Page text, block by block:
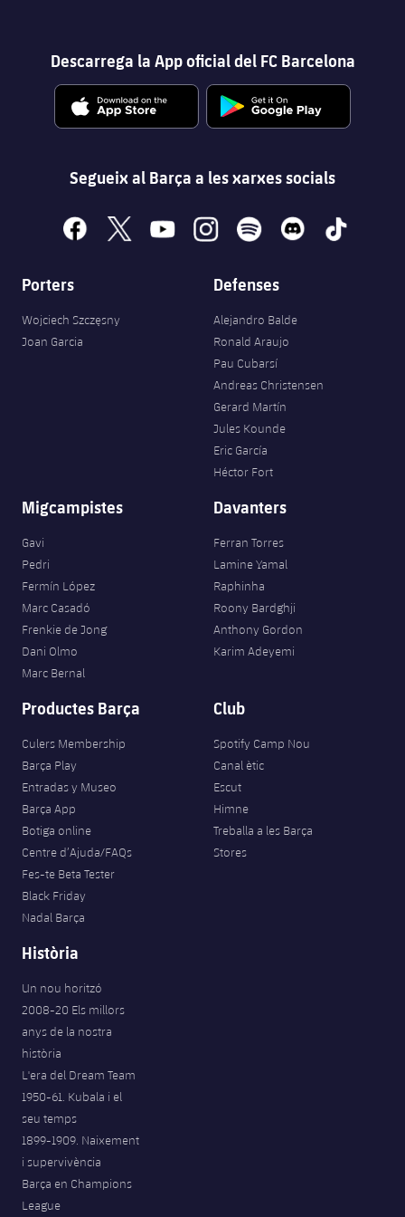
Descarrega la App oficial del FC Barcelona
Segueix al Barça a les xarxes socials
facebook
x youtubeinstagramspotify discord tiktok
Porters
Wojciech Szczęsny
Joan Garcia
Defenses
Alejandro Balde
Ronald Araujo
Pau Cubarsí
Andreas Christensen
Gerard Martín
Jules Kounde
Eric García
Héctor Fort
Migcampistes
Gavi
Pedri
Fermín López
Marc Casadó
Frenkie de Jong
Dani Olmo
Marc Bernal
Davanters
Ferran Torres
Lamine Yamal
Raphinha
Roony Bardghji
Anthony Gordon
Karim Adeyemi
Productes Barça
Culers Membership
Barça Play
Entradas y Museo
Barça App
Botiga online
Centre d’Ajuda/FAQs
Fes-te Beta Tester
Black Friday
Nadal Barça
Club
Spotify Camp Nou
Canal ètic
Escut
Himne
Treballa a les Barça
Stores
Història
Un nou horitzó
2008-20 Els millors
anys de la nostra
història
L'era del Dream Team
1950-61. Kubala i el
seu temps
1899-1909. Naixement
i supervivència
Barça en Champions
League